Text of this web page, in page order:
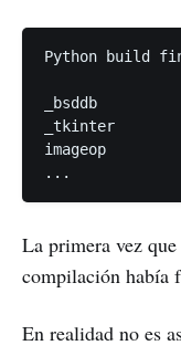
Python build
_bsddb
_tkinter
imageop
La primera vez
compilación había
En realidad no es